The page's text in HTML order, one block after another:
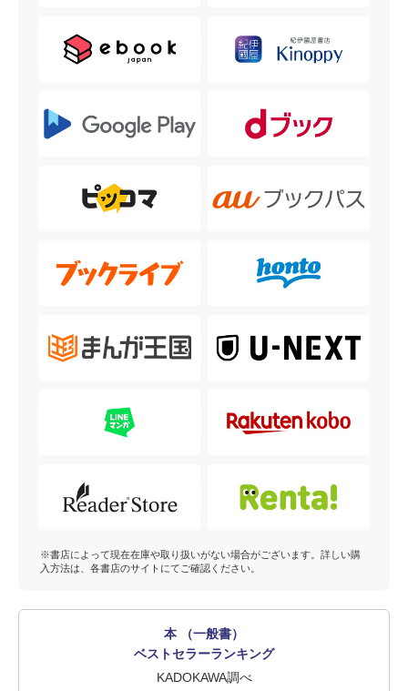
※書店によって現在在庫や取り扱いがない場合がございます。詳しい購
入方法は、各書店のサイトにてご確認ください。
本 （一般書）
ベストセラーランキング
KADOKAWA調べ